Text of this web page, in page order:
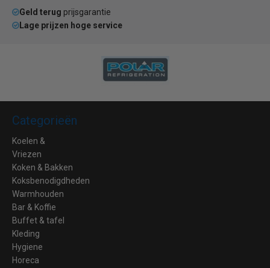
Geld terug prijsgarantie
Lage prijzen hoge service
Categorieën
Koelen &
Vriezen
Koken & Bakken
Koksbenodigdheden
Warmhouden
Bar & Koffie
Buffet & tafel
Kleding
Hygiene
Horeca